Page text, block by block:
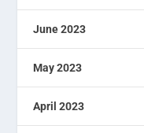
June 2023
May 2023
April 2023